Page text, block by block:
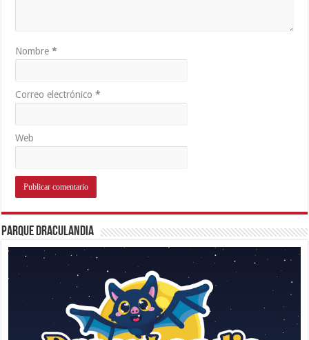
Nombre*
Correo electrónico*
Web
Parque Draculandia